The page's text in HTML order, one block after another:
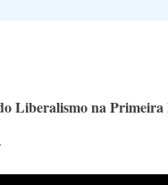
Liberalismo na